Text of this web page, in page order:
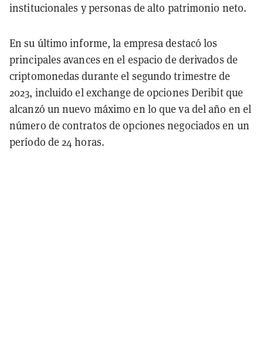
institucionales y personas de alto patrimonio neto.
En su último informe, la empresa destacó los
principales avances en el espacio de derivados de
criptomonedas durante el segundo trimestre de
2023, incluido el exchange de opciones Deribit que
alcanzó un nuevo máximo en lo que va del año en el
número de contratos de opciones negociados en un
período de 24 horas.